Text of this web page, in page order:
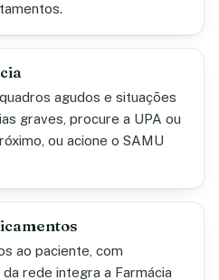
agudos e situações
graves, procure a UPA ou
ou acione o SAMU
ao paciente, com
rede integra a Farmácia